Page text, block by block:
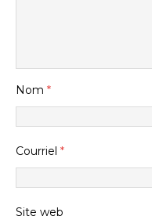
Nom *
Courriel *
Site web